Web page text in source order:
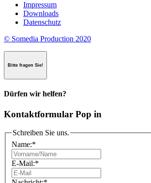
Impressum
Downloads
Datenschutz
© Somedia Production 2020
Bitte fragen Sie!
Dürfen wir helfen?
Kontaktformular Pop in
Schreiben Sie uns.
Name:*
E-Mail:*